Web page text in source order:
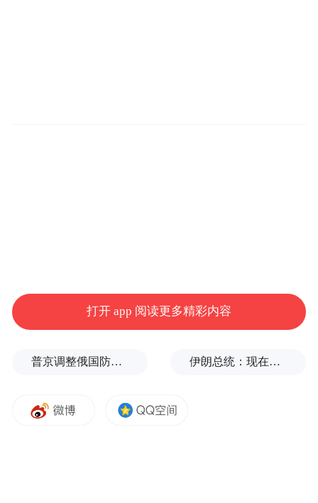
打开 app 阅读更多精彩内容
普京调整俄国防部高层人事布局，重用实战将领削弱“办公室将军” 伊朗总统：现在与最高领袖的联系非常困难